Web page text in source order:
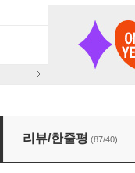
리뷰/한줄평 (87/40)